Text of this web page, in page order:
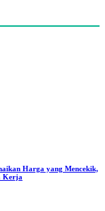
Harga yang Mencekik,
Kerja